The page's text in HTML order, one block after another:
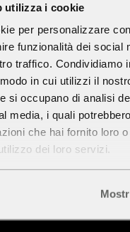
utilizza i cookie
per personalizzare
funzionalità dei social
traffico. Condividiamo
in cui utilizzi il
si occupano di analisi
media, i quali
che hai fornito loro
dei loro servizi.
e proiettore 35 mm.
Fratelli Serra & C.,